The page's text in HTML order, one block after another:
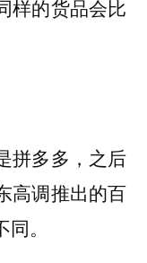
样的货品会比
拼多多，之后
高调推出的百
。